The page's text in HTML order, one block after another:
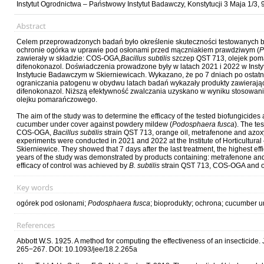
Instytut Ogrodnictwa – Państwowy Instytut Badawczy, Konstytucji 3 Maja 1/
Abstract
Celem przeprowadzonych badań było określenie skuteczności testowanych
ochronie ogór­ka w uprawie pod osłonami przed mączniakiem prawdziwym (
zawierały w składzie: COS-OGA,Bacillus subtilis szczep QST 713, olejek
difenokonazol. Doświadczenia prowadzone były w latach 2021 i 2022 w
Instytucie Badawczym w Skierniewicach. Wykazano, że po 7 dniach po
ograniczania patogenu w obydwu latach badań wykazały produkty
difenokonazol. Niższą efektywność zwalczania uzyskano w wyniku
olejku pomarańczowego.
The aim of the study was to determine the efficacy of the tested
cucumber under cover against powdery mildew (Podosphaera fusca). The
COS-OGA, Bacillus subtilis strain QST 713, orange oil, metrafenone and
experiments were conducted in 2021 and 2022 at the Institute of
Skierniewice. They showed that 7 days after the last treatment, the highest
years of the study was demonstrated by products containing: metrafenone
efficacy of control was achieved by B. subtilis strain QST 713, COS-OGA and
Key words
ogórek pod osłonami; Podosphaera fusca; bioprodukty; ochrona; cucumber
References
Abbott W.S. 1925. A method for computing the effectiveness of an
265−267. DOI: 10.1093/jee/18.2.265a